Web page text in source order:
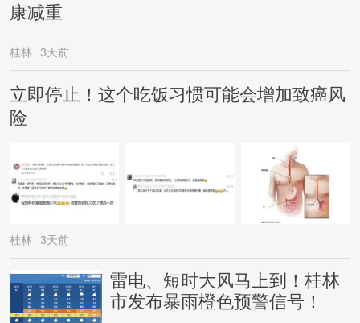
康减重
桂林 3天前
立即停止！这个吃饭习惯可能会增加致癌风
险
桂林 3天前
雷电、短时大风马上到！桂林
市发布暴雨橙色预警信号！